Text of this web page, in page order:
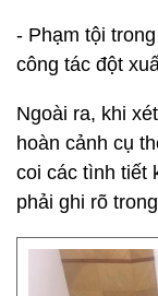
- Phạm tội
công tác đột
Ngoài ra, khi
hoàn cảnh cụ
coi các tình tiết
phải ghi rõ